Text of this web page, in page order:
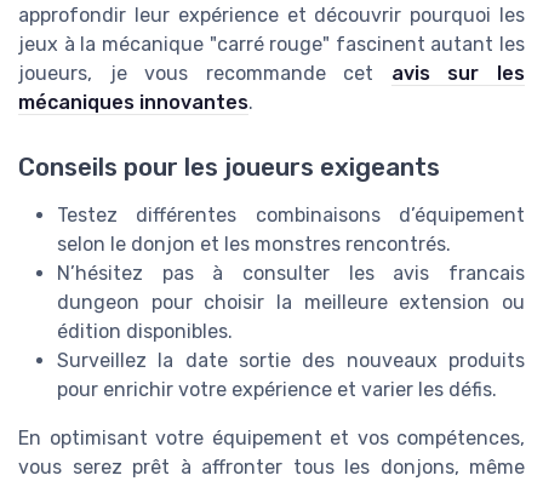
approfondir leur expérience et découvrir pourquoi les
jeux à la mécanique "carré rouge" fascinent autant les
joueurs, je vous recommande cet avis sur les
mécaniques innovantes.
Conseils pour les joueurs exigeants
Testez différentes combinaisons d’équipement
selon le donjon et les monstres rencontrés.
N’hésitez pas à consulter les avis francais
dungeon pour choisir la meilleure extension ou
édition disponibles.
Surveillez la date sortie des nouveaux produits
pour enrichir votre expérience et varier les défis.
En optimisant votre équipement et vos compétences,
vous serez prêt à affronter tous les donjons, même